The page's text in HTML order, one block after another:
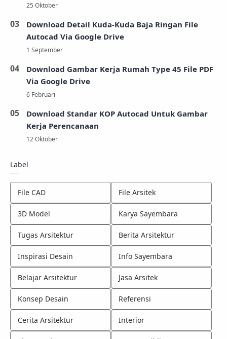
Download Detail Kuda-Kuda Baja Ringan File
Autocad Via Google Drive
Download Gambar Kerja Rumah Type 45 File PDF
Via Google Drive
Download Standar KOP Autocad Untuk Gambar
Kerja Perencanaan
Label
File CAD File Arsitek
3D Model Karya Sayembara
Tugas Arsitektur Berita Arsitektur
Inspirasi Desain Info Sayembara
Belajar Arsitektur Jasa Arsitek
Konsep Desain Referensi
Cerita Arsitektur Interior